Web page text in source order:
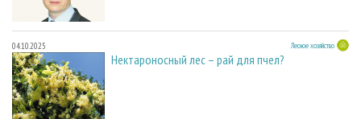
04.10.2025 Лесное хозяйство
Нектароносный лес – рай для пчел?